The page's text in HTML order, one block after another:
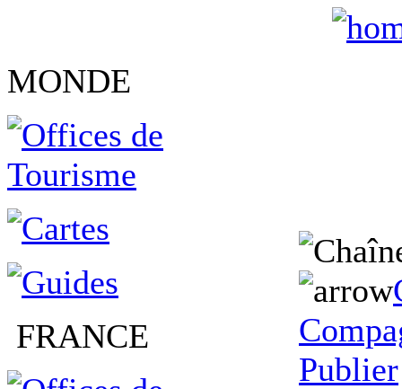
MONDE
FRANCE
Publier